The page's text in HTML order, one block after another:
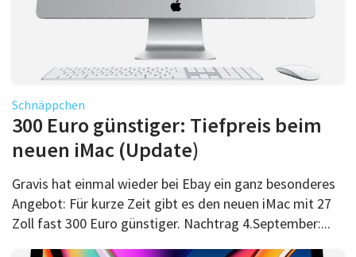
Schnäppchen
300 Euro günstiger: Tiefpreis beim
neuen iMac (Update)
Gravis hat einmal wieder bei Ebay ein ganz besonderes
Angebot: Für kurze Zeit gibt es den neuen iMac mit 27
Zoll fast 300 Euro günstiger. Nachtrag 4.September:...